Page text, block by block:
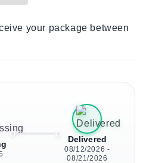
your package between
Delivered
08/12/2026 -
08/21/2026